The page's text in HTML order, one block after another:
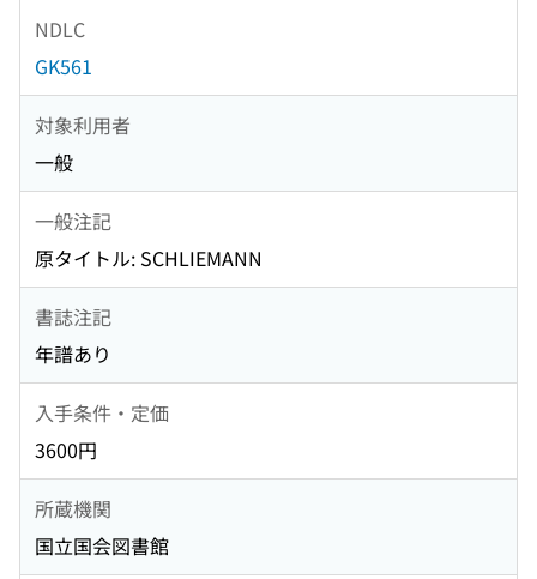
NDLC
GK561
対象利用者
一般
一般注記
原タイトル: SCHLIEMANN
書誌注記
年譜あり
入手条件・定価
3600円
所蔵機関
国立国会図書館